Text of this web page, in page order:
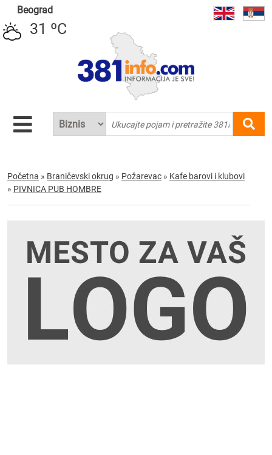
Beograd
31 ºC
Početna » Braničevski okrug » Požarevac » Kafe barovi i klubovi
» PIVNICA PUB HOMBRE